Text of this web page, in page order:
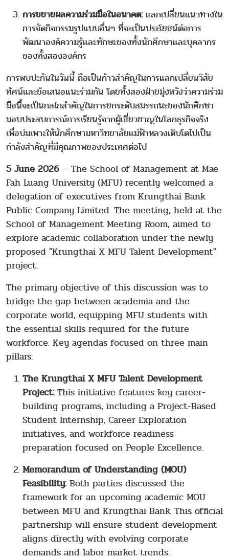
การขยายผลความร่วมมือในอนาคต:แลกเปลี่ยนแนวทางใน
การจัดกิจกรรมรูปแบบอื่นๆ ที่จะเป็นประโยชน์ต่อการ
พัฒนาองค์ความรู้และทักษะของทั้งนักศึกษาและบุคลากร
ของทั้งสององค์กร
การพบปะกันในวันนี้ ถือเป็นก้าวสำคัญในการแลกเปลี่ยนวิสัย
ทัศน์และข้อเสนอแนะร่วมกัน โดยทั้งสองฝ่ายมุ่งหวังว่าความร่วม
มือนี้จะเป็นกลไกสำคัญในการยกระดับสมรรถนะของนักศึกษา
มอบประสบการณ์การเรียนรู้จากผู้เชี่ยวชาญในโลกธุรกิจจริง
เพื่อบ่มเพาะให้นักศึกษามหาวิทยาลัยแม่ฟ้าหลวงเติบโตไปเป็น
กำลังสำคัญที่มีคุณภาพของประเทศต่อไป
5 June 2026— The School of Management at Mae
Fah Luang University (MFU) recently welcomed a
delegation of executives from Krungthai Bank
Public Company Limited. The meeting, held at the
School of Management Meeting Room, aimed to
explore academic collaboration under the newly
proposed "Krungthai X MFU Talent Development"
project.
The primary objective of this discussion was to
bridge the gap between academia and the
corporate world, equipping MFU students with
the essential skills required for the future
workforce. Key agendas focused on three main
pillars:
The Krungthai X MFU Talent Development
Project:This initiative features key career-
building programs, including a Project-Based
Student Internship, Career Exploration
initiatives, and workforce readiness
preparation focused on People Excellence.
Memorandum of Understanding (MOU)
Feasibility:Both parties discussed the
framework for an upcoming academic MOU
between MFU and Krungthai Bank. This official
partnership will ensure student development
aligns directly with evolving corporate
demands and labor market trends.